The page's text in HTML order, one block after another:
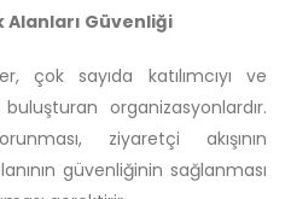
Alanları Güvenliği
çok sayıda katılımcıyı ve
organizasyonlardır.
ziyaretçi akışının
güvenliğinin sağlanması